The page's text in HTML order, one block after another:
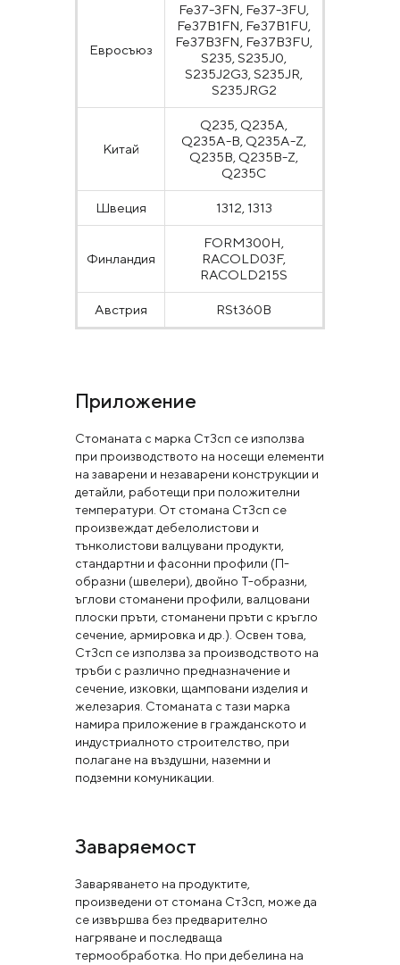
Евросъюз
Fe37-3FN, Fe37-3FU,
Fe37B1FN, Fe37B1FU,
Fe37B3FN, Fe37B3FU,
S235, S235J0,
S235J2G3, S235JR,
S235JRG2
Китай
Q235, Q235A,
Q235A-B, Q235A-Z,
Q235B, Q235B-Z,
Q235C
Швеция 1312, 1313
Финландия
FORM300H,
RACOLD03F,
RACOLD215S
Австрия RSt360B
Приложение
Стоманата с марка Ст3сп се използва
при производството на носещи елементи
на заварени и незаварени конструкции и
детайли, работещи при положителни
температури. От стомана Ст3сп се
произвеждат дебелолистови и
тънколистови валцувани продукти,
стандартни и фасонни профили (П-
образни (швелери), двойно Т-образни,
ъглови стоманени профили, валцовани
плоски пръти, стоманени пръти с кръгло
сечение, армировка и др.). Освен това,
Ст3сп се използва за производството на
тръби с различно предназначение и
сечение, изковки, щамповани изделия и
железария. Стоманата с тази марка
намира приложение в гражданското и
индустриалното строителство, при
полагане на въздушни, наземни и
подземни комуникации.
Заваряемост
Заваряването на продуктите,
произведени от стомана Ст3сп, може да
се извършва без предварително
нагряване и последваща
термообработка. Но при дебелина на